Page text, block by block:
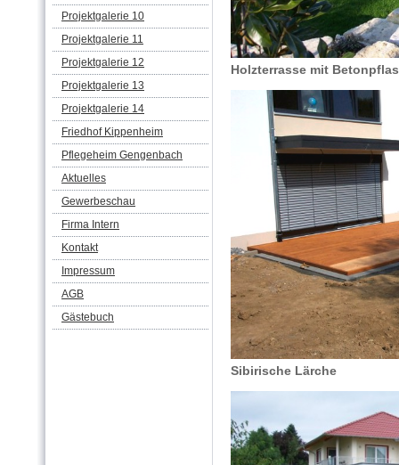
Projektgalerie 10
Projektgalerie 11
Projektgalerie 12
Projektgalerie 13
Projektgalerie 14
Friedhof Kippenheim
Pflegeheim Gengenbach
Aktuelles
Gewerbeschau
Firma Intern
Kontakt
Impressum
AGB
Gästebuch
Holzterrasse mit
Sibirische Lärche